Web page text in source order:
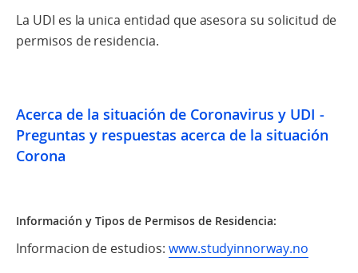
La UDI es la unica entidad que asesora su solicitud de
permisos de residencia.
Acerca de la situación de Coronavirus y UDI -
Preguntas y respuestas acerca de la situación
Corona
Información y Tipos de Permisos de Residencia:
Informacion de estudios: www.studyinnorway.no